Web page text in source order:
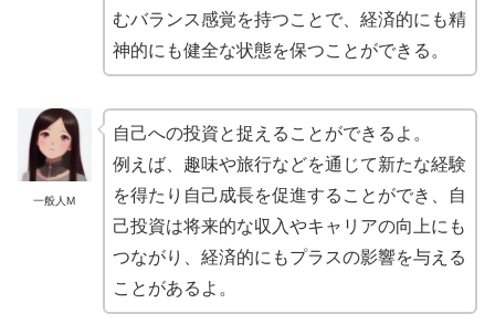
むバランス感覚を持つことで、経済的にも精
神的にも健全な状態を保つことができる。
一般人M
自己への投資と捉えることができるよ。
例えば、趣味や旅行などを通じて新たな経験
を得たり自己成長を促進することができ、自
己投資は将来的な収入やキャリアの向上にも
つながり、経済的にもプラスの影響を与える
ことがあるよ。